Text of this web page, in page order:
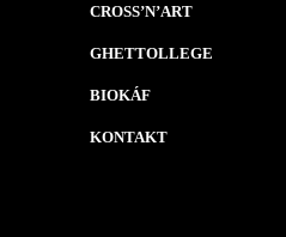
CROSS’N’ART
GHETTOLLEGE
BIOKÁF
KONTAKT